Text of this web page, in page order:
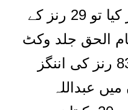
پر دوبارہ اننگز کا آغاز کیا تو 29 رنز کے
الحق جلد وکٹ
گنوا بیٹھے۔ انہوں نے 83 رنز کی اننگز
عبداللہ